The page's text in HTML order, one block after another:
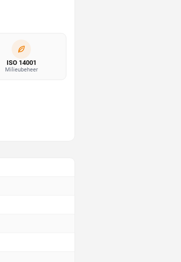
ISO 14001
Milieubeheer